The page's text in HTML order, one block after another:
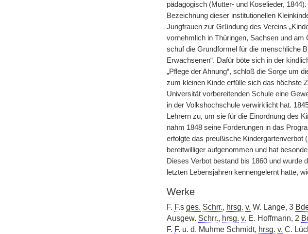
pädagogisch (Mutter- und Koselieder,
Bezeichnung dieser institutionellen
Jungfrauen zur Gründung des Vereins
vornehmlich in Thüringen, Sachsen und am
schuf die Grundformel für die menschliche
Erwachsenen“. Dafür böte sich in der
„Pflege der Ahnung“, schloß die Sorge um
zum kleinen Kinde erfülle sich das höchste
Universität vorbereitenden Schule eine
in der Volkshochschule verwirklicht hat.
Lehrern zu, um sie für die Einordnung des
nahm 1848 seine Forderungen in das
erfolgte das preußische Kindergartenverbot
bereitwilliger aufgenommen und hat
Dieses Verbot bestand bis 1860 und wurde
letzten Lebensjahren kennengelernt hatte,
Werke
F. F.s ges. Schrr., hrsg. v. W. Lange, 3
Ausgew. Schrr., hrsg. v. E. Hoffmann, 2
F. F. u. d. Muhme Schmidt, hrsg. v. C.